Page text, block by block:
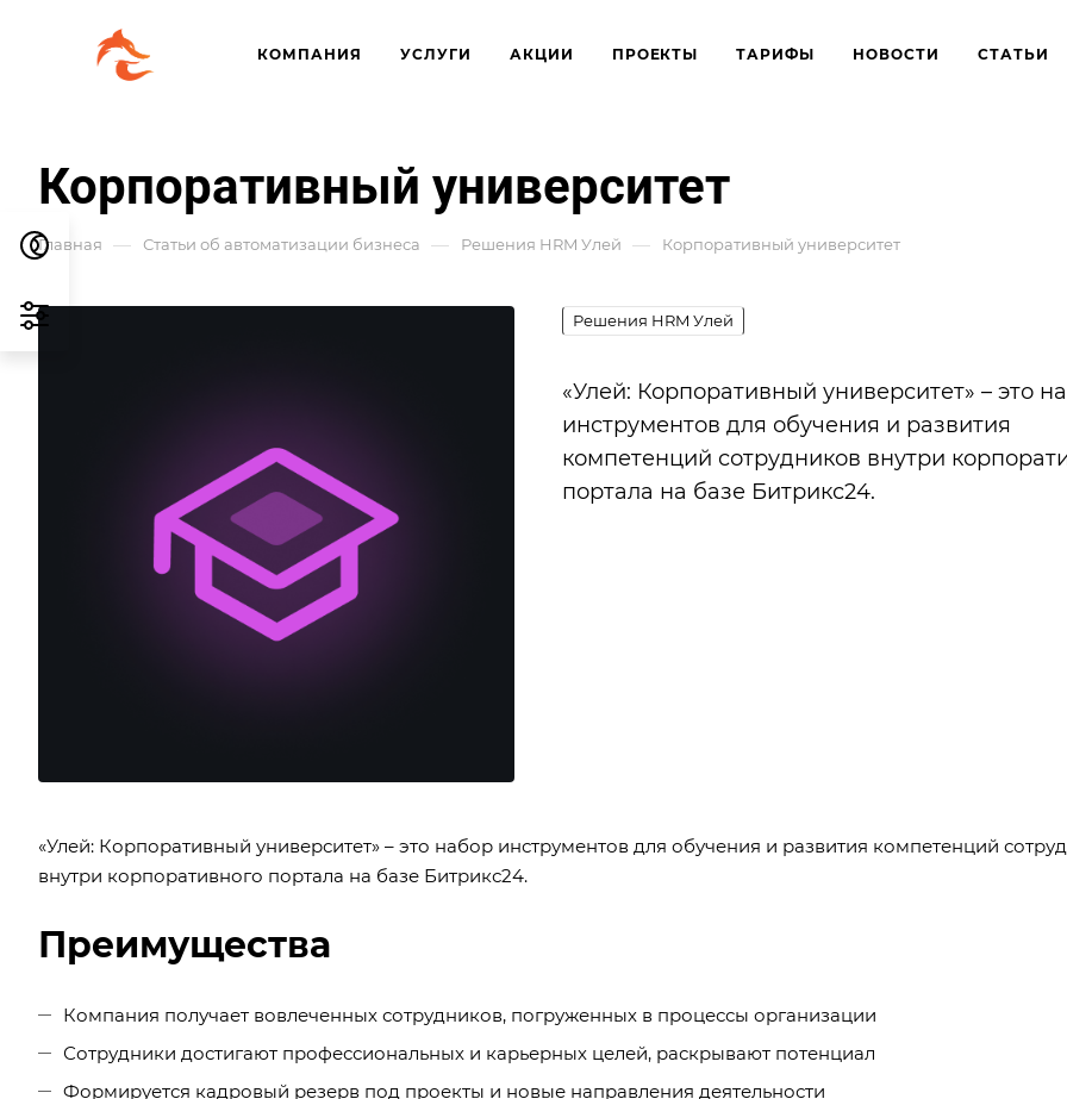
КОМПАНИЯ УСЛУГИ АКЦИИ ПРОЕКТЫ ТАРИФЫ НОВОСТИ СТАТЬИ
Корпоративный университет
Главная — Статьи об автоматизации бизнеса — Решения HRM Улей — Корпоративный университет
Решения HRM Улей
«Улей: Корпоративный университет» – это
инструментов для обучения и развития
компетенций сотрудников внутри
портала на базе Битрикс24.
«Улей: Корпоративный университет» – это набор инструментов для обучения и развития компетенций
внутри корпоративного портала на базе Битрикс24.
Преимущества
Компания получает вовлеченных сотрудников, погруженных в процессы организации
Сотрудники достигают профессиональных и карьерных целей, раскрывают потенциал
Формируется кадровый резерв под проекты и новые направления деятельности